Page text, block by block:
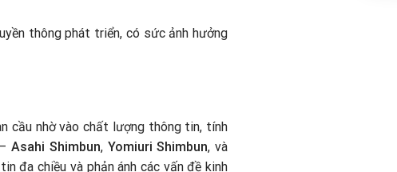
thông phát triển, có sức ảnh hưởng
cầu nhờ vào chất lượng thông tin, tính
–Asahi Shimbun, Yomiuri Shimbun, và
đa chiều và phản ánh các vấn đề kinh